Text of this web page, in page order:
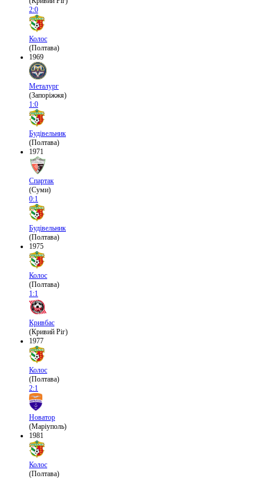
2:0
Колос
(Полтава)
1969
Металург
(Запоріжжя)
1:0
Будівельник
(Полтава)
1971
Спартак
(Суми)
0:1
Будівельник
(Полтава)
1975
Колос
(Полтава)
1:1
Кривбас
(Кривий Ріг)
1977
Колос
(Полтава)
2:1
Новатор
(Маріуполь)
1981
Колос
(Полтава)